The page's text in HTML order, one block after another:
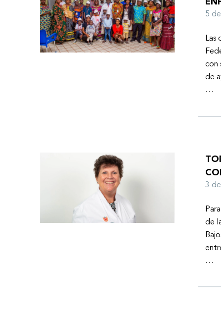
Ayuda Humanitaria de la Federación Mundial de
Hemofilia (FMH) cuando Fendi encontró la
esperanza de una vida mejor.
5
Las
con
de
…
3
de
…